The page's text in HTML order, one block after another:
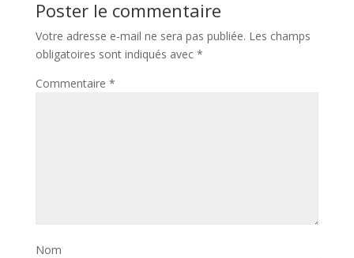
Poster le commentaire
Votre adresse e-mail ne sera pas publiée. Les champs
obligatoires sont indiqués avec *
Commentaire *
Nom